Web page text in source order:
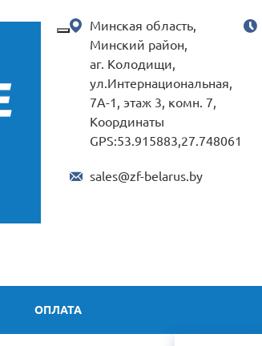
Минская область,
Минский район,
аг. Колодищи,
ул.Интернациональная,
7А-1, этаж 3, комн. 7,
Координаты
GPS:53.915883,27.748061
sales@zf-belarus.by
ОПЛАТА